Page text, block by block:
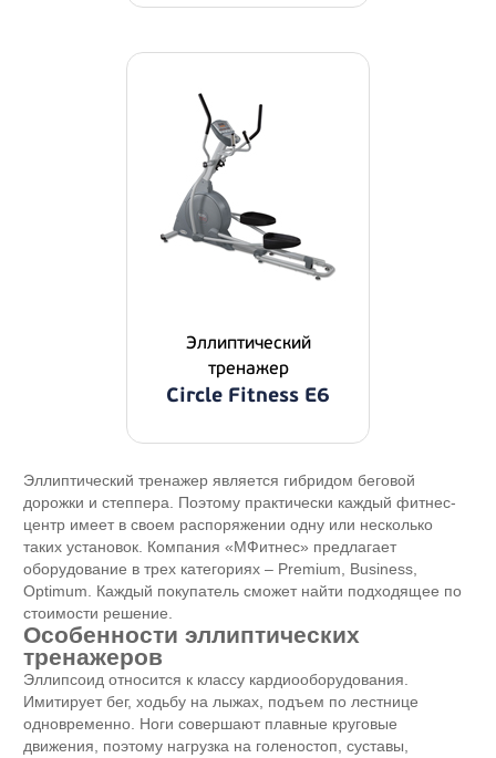
Эллиптичecкий
тpeнaжep
Circle Fitness E6
Эллиптический тренажер является гибридом беговой
дорожки и степпера. Поэтому практически каждый фитнес-
центр имеет в своем распоряжении одну или несколько
таких установок. Компания «МФитнес» предлагает
оборудование в трех категориях – Premium, Business,
Optimum. Каждый покупатель сможет найти подходящее по
стоимости решение.
Особенности эллиптических
тренажеров
Эллипсоид относится к классу кардиооборудования.
Имитирует бег, ходьбу на лыжах, подъем по лестнице
одновременно. Ноги совершают плавные круговые
движения, поэтому нагрузка на голеностоп, суставы,